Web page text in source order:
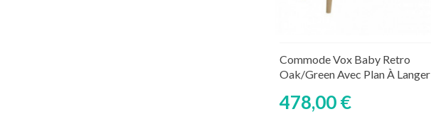
Commode Vox Baby Retro
Oak/Green Avec Plan À Langer
478,00 €